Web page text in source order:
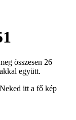
összesen 26
együtt.
itt a fő kép